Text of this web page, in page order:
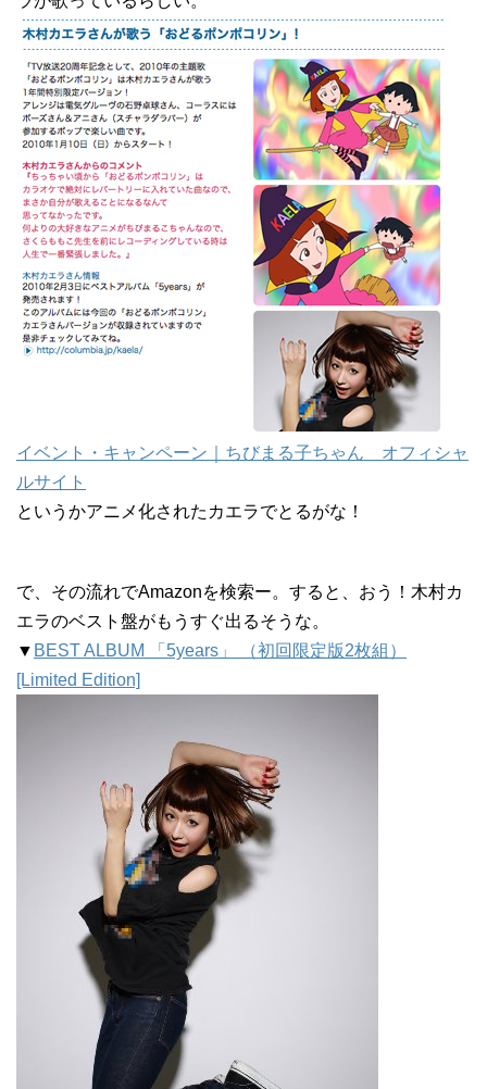
イベント・キャンペーン｜ちびまる子ちゃん オフィシャ
ルサイト
というかアニメ化されたカエラでとるがな！
で、その流れでAmazonを検索ー。すると、おう！木村カ
エラのベスト盤がもうすぐ出るそうな。
▼ BEST ALBUM 「5years」 （初回限定版2枚組）
[Limited Edition]